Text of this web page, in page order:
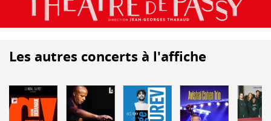
Les autres concerts à l'affiche